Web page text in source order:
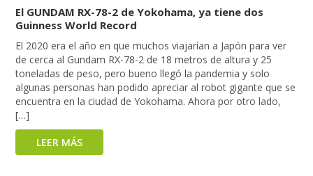
El GUNDAM RX-78-2 de Yokohama, ya tiene dos
Guinness World Record
El 2020 era el año en que muchos viajarían a Japón para ver
de cerca al Gundam RX-78-2 de 18 metros de altura y 25
toneladas de peso, pero bueno llegó la pandemia y solo
algunas personas han podido apreciar al robot gigante que se
encuentra en la ciudad de Yokohama. Ahora por otro lado,
[…]
LEER MÁS